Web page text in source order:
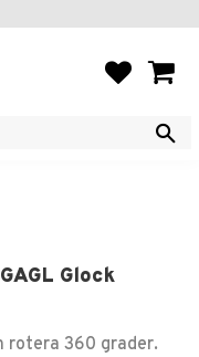
Glock
rotera 360 grader.